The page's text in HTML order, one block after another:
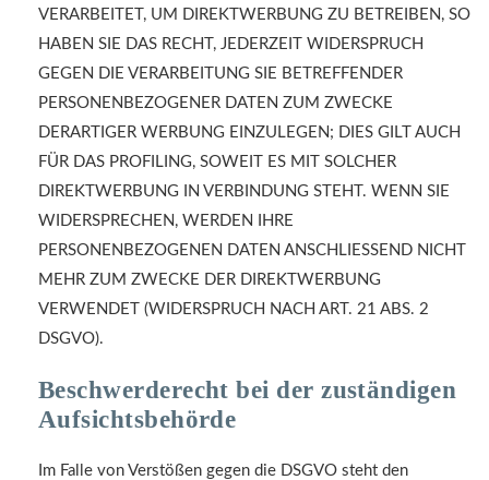
VERARBEITET, UM DIREKTWERBUNG ZU BETREIBEN, SO
HABEN SIE DAS RECHT, JEDERZEIT WIDERSPRUCH
GEGEN DIE VERARBEITUNG SIE BETREFFENDER
PERSONENBEZOGENER DATEN ZUM ZWECKE
DERARTIGER WERBUNG EINZULEGEN; DIES GILT AUCH
FÜR DAS PROFILING, SOWEIT ES MIT SOLCHER
DIREKTWERBUNG IN VERBINDUNG STEHT. WENN SIE
WIDERSPRECHEN, WERDEN IHRE
PERSONENBEZOGENEN DATEN ANSCHLIESSEND NICHT
MEHR ZUM ZWECKE DER DIREKTWERBUNG
VERWENDET (WIDERSPRUCH NACH ART. 21 ABS. 2
DSGVO).
Beschwerde­recht bei der zuständigen
Aufsichts­behörde
Im Falle von Verstößen gegen die DSGVO steht den